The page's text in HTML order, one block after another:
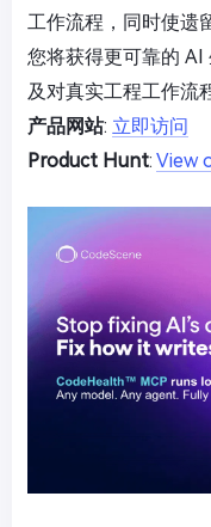
工作流程，同时使遗
您将获得更可靠的 AI
及对真实工程工作流
产品网站: 立即访问
Product Hunt: View